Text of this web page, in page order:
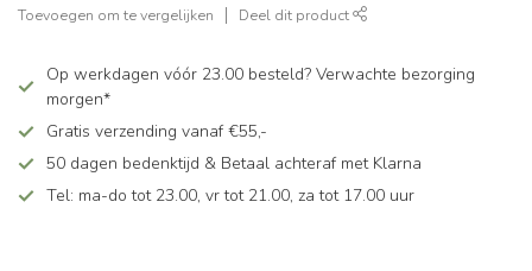
Toevoegen om te vergelijken Deel dit product
Op werkdagen vóór 23.00 besteld? Verwachte bezorging
morgen*
Gratis verzending vanaf €55,-
50 dagen bedenktijd & Betaal achteraf met Klarna
Tel: ma-do tot 23.00, vr tot 21.00, za tot 17.00 uur